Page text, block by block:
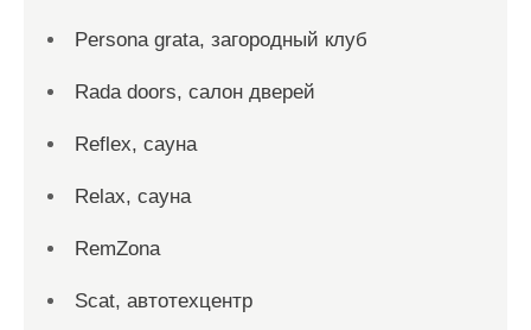
Persona grata, загородный клуб
Rada doors, салон дверей
Reflex, сауна
Relax, сауна
RemZona
Scat, автотехцентр